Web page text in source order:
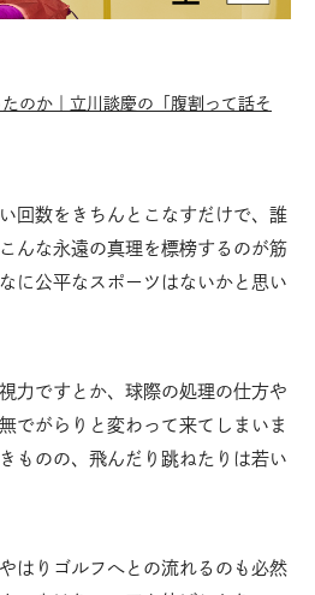
のか｜立川談慶の「腹割って話そ
回数をきちんとこなすだけで、誰
んな永遠の真理を標榜するのが筋
に公平なスポーツはないかと思い
力ですとか、球際の処理の仕方や
でがらりと変わって来てしまいま
ものの、飛んだり跳ねたりは若い
はりゴルフへとの流れるのも必然